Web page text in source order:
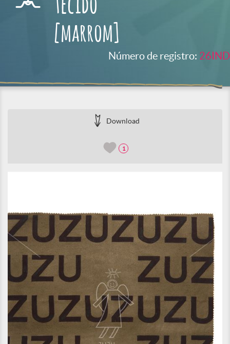
tecido
[marrom]
Número de registro: 26IND
Download
1